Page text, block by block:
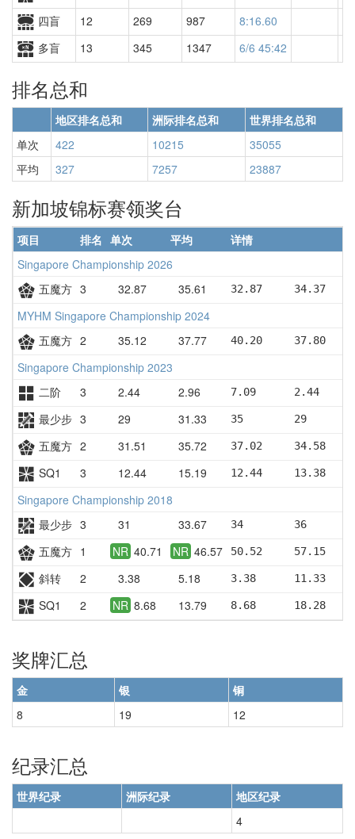
四盲
12 269 987
8:16.60
多盲
13 345 1347 6/6 45:42
排名总和
地区排名总和 洲际排名总和
世界排名总和
单次
422 10215
35055
平均
327 7257 23887
新加坡锦标赛领奖台
项目 排名 单次 平均
详情
Singapore Championship 2026
五魔方 3 32.87 35.61 32.87     34.37
MYHM Singapore Championship 2024
五魔方 2 35.12 37.77 40.20     37.80
Singapore Championship 2023
二阶
3 2.44 2.96 7.09      2.44
最少步 3 29 31.33 35        29
五魔方 2 31.51 35.72 37.02     34.58
SQ1 3 12.44 15.19 12.44     13.38
Singapore Championship 2018
最少步 3 31 33.67 34        36
五魔方 1 NR 40.71 NR 46.57 50.52     57.15
斜转 2 3.38 5.18 3.38      11.33
SQ1 2 NR 8.68 13.79 8.68      18.28
奖牌汇总
金 银
铜
8
19 12
纪录汇总
世界纪录 洲际纪录
地区纪录
4